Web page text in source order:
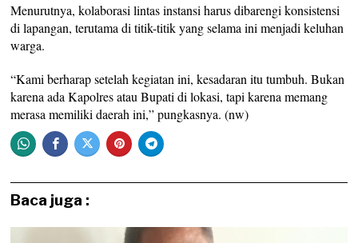
Menurutnya, kolaborasi lintas instansi harus dibarengi konsistensi
di lapangan, terutama di titik-titik yang selama ini menjadi keluhan
warga.
“Kami berharap setelah kegiatan ini, kesadaran itu tumbuh. Bukan
karena ada Kapolres atau Bupati di lokasi, tapi karena memang
merasa memiliki daerah ini,” pungkasnya. (nw)
Baca juga :